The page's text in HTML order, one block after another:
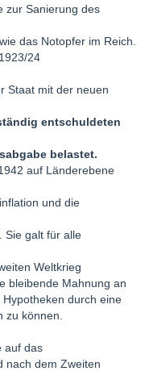
zur Sanierung des
das Notopfer im Reich.
24
Staat mit der neuen
entschuldeten
belastet.
auf Länderebene
und die
Sie galt für alle
Weltkrieg
bleibende Mahnung an
durch eine
zu können.
auf das
nach dem Zweiten